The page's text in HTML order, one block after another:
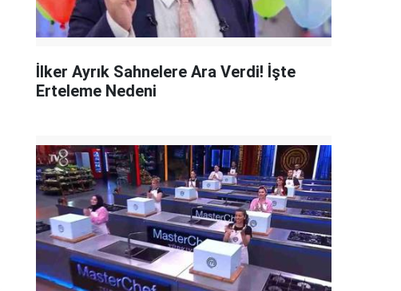
İlker Ayrık Sahnelere Ara Verdi! İşte
Erteleme Nedeni